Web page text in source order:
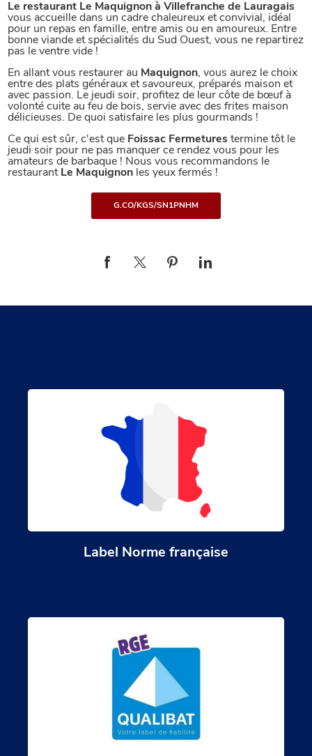
Le restaurant Le Maquignon à Villefranche de Lauragais
vous accueille dans un cadre chaleureux et convivial, idéal
pour un repas en famille, entre amis ou en amoureux. Entre
bonne viande et spécialités du Sud Ouest, vous ne repartirez
pas le ventre vide !
En allant vous restaurer au Maquignon, vous aurez le choix
entre des plats généraux et savoureux, préparés maison et
avec passion. Le jeudi soir, profitez de leur côte de bœuf à
volonté cuite au feu de bois, servie avec des frites maison
délicieuses. De quoi satisfaire les plus gourmands !
Ce qui est sûr, c'est que Foissac Fermetures termine tôt le
jeudi soir pour ne pas manquer ce rendez vous pour les
amateurs de barbaque ! Nous vous recommandons le
restaurantLe Maquignon les yeux fermés !
G.CO/KGS/SN1PNHM
Label Norme française